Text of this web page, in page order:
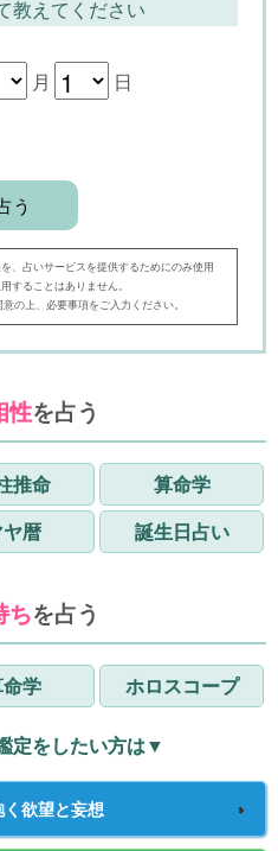
教えてください
月 日
、占いサービスを提供するためにのみ使用
することはありません。
意の上、必要事項をご入力ください。
性を占う
推命
算命学
暦 誕生日占い
ちを占う
学 ホロスコープ
定をしたい方は▼
欲望と妄想